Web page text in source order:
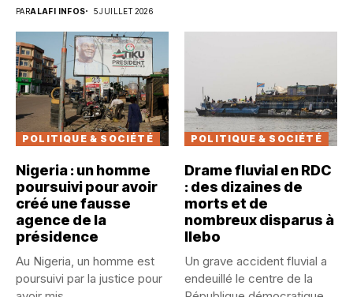
PARALAFI INFOS 5 JUILLET 2026
POLITIQUE & SOCIÉTÉ
Nigeria : un homme
poursuivi pour avoir
créé une fausse
agence de la
présidence
Au Nigeria, un homme est
poursuivi par la justice pour
POLITIQUE & SOCIÉTÉ
Drame fluvial en RDC
: des dizaines de
morts et de
nombreux disparus à
Ilebo
Un grave accident fluvial a
endeuillé le centre de la